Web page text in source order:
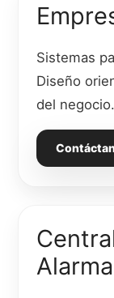
Sistemas
Diseño
del negocio.